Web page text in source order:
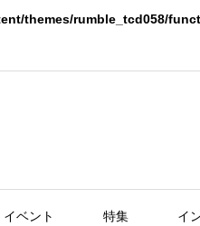
themes/rumble_tcd058/
イベント 特集 イ